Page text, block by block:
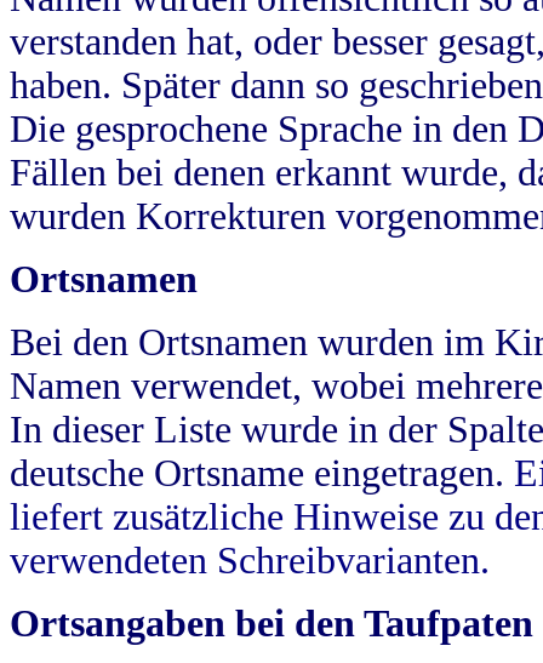
verstanden hat, oder besser
haben. Später dann so
Die gesprochene Sprache in
Fällen bei denen erkannt wurde,
wurden Korrekturen
Ortsnamen
Bei den Ortsnamen wurden im
Namen verwendet, wobei
In dieser Liste wurde in der
deutsche Ortsname eingetragen.
liefert zusätzliche Hinweise zu
verwendeten Schreibvarianten.
Ortsangaben bei den Taufpaten